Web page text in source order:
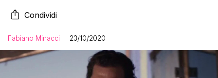
Condividi
Fabiano Minacci 23/10/2020